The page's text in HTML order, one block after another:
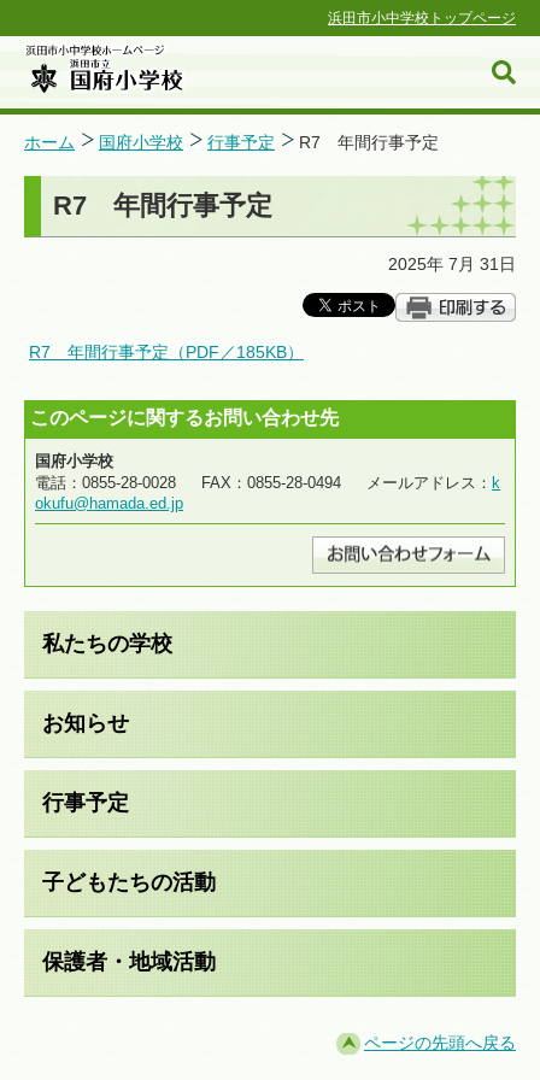
浜田市小中学校トップページ
浜田市小中学校ホームページ
ホーム 国府小学校 行事予定 R7 年間行事予定
R7 年間行事予定
2025年 7月 31日
R7 年間行事予定（PDF／185KB）
このページに関するお問い合わせ先
国府小学校
電話：0855-28-0028 FAX：0855-28-0494 メールアドレス： k
okufu@hamada.ed.jp
私たちの学校
お知らせ
行事予定
子どもたちの活動
保護者・地域活動
ページの先頭へ戻る